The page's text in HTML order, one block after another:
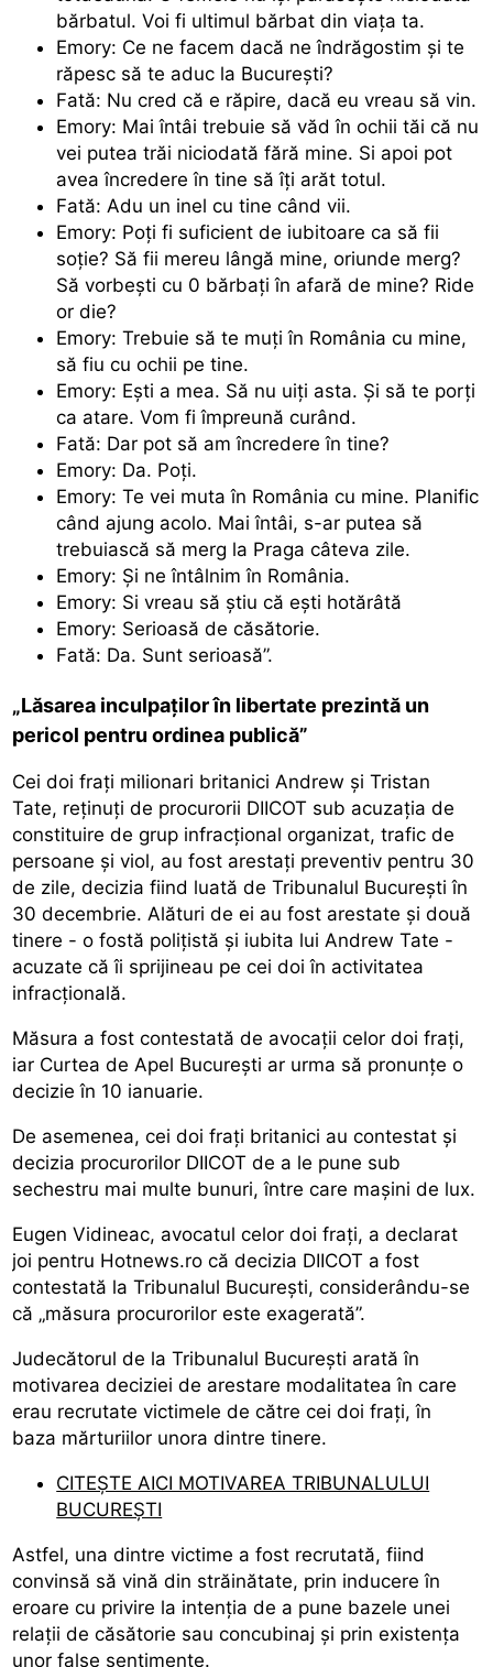
bărbatul. Voi fi ultimul bărbat din viața ta.
Emory: Ce ne facem dacă ne îndrăgostim și te
răpesc să te aduc la București?
Fată: Nu cred că e răpire, dacă eu vreau să vin.
Emory: Mai întâi trebuie să văd în ochii tăi că nu
vei putea trăi niciodată fără mine. Si apoi pot
avea încredere în tine să îți arăt totul.
Fată: Adu un inel cu tine când vii.
Emory: Poți fi suficient de iubitoare ca să fii
soție? Să fii mereu lângă mine, oriunde merg?
Să vorbești cu 0 bărbați în afară de mine? Ride
or die?
Emory: Trebuie să te muți în România cu mine,
să fiu cu ochii pe tine.
Emory: Ești a mea. Să nu uiți asta. Și să te porți
ca atare. Vom fi împreună curând.
Fată: Dar pot să am încredere în tine?
Emory: Da. Poți.
Emory: Te vei muta în România cu mine. Planific
când ajung acolo. Mai întâi, s-ar putea să
trebuiască să merg la Praga câteva zile.
Emory: Și ne întâlnim în România.
Emory: Si vreau să știu că ești hotărâtă
Emory: Serioasă de căsătorie.
Fată: Da. Sunt serioasă”.
„Lăsarea inculpaților în libertate prezintă un
pericol pentru ordinea publică”
Cei doi frați milionari britanici Andrew și Tristan
Tate, reținuți de procurorii DIICOT sub acuzația de
constituire de grup infracțional organizat, trafic de
persoane şi viol, au fost arestați preventiv pentru 30
de zile, decizia fiind luată de Tribunalul București în
30 decembrie. Alături de ei au fost arestate și două
tinere - o fostă polițistă și iubita lui Andrew Tate -
acuzate că îi sprijineau pe cei doi în activitatea
infracțională.
Măsura a fost contestată de avocații celor doi frați,
iar Curtea de Apel București ar urma să pronunțe o
decizie în 10 ianuarie.
De asemenea, cei doi frați britanici au contestat și
decizia procurorilor DIICOT de a le pune sub
sechestru mai multe bunuri, între care mașini de lux.
Eugen Vidineac, avocatul celor doi frați, a declarat
joi pentru Hotnews.ro că decizia DIICOT a fost
contestată la Tribunalul București, considerându-se
că „măsura procurorilor este exagerată”.
Judecătorul de la Tribunalul București arată în
motivarea deciziei de arestare modalitatea în care
erau recrutate victimele de către cei doi frați, în
baza mărturiilor unora dintre tinere.
CITEȘTE AICI MOTIVAREA TRIBUNALULUI
BUCUREȘTI
Astfel, una dintre victime a fost recrutată, fiind
convinsă să vină din străinătate, prin inducere în
eroare cu privire la intenția de a pune bazele unei
relații de căsătorie sau concubinaj și prin existența
unor false sentimente.